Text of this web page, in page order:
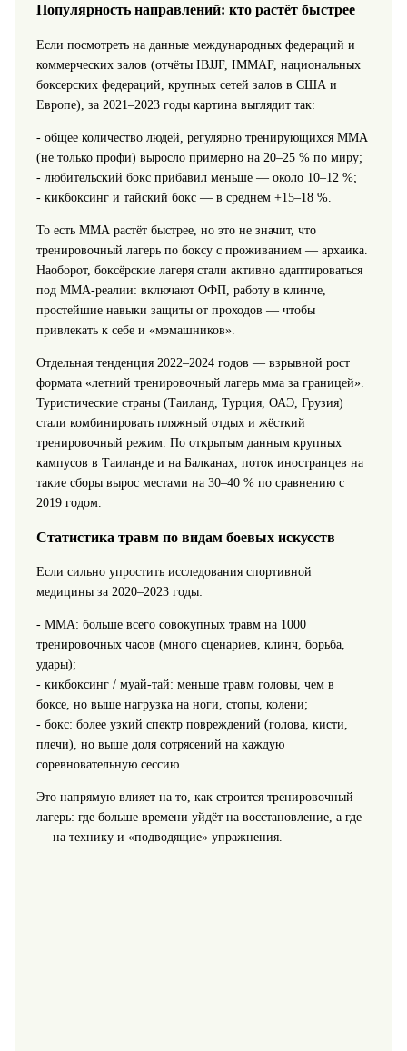
Популярность направлений: кто растёт быстрее
Если посмотреть на данные международных федераций и
коммерческих залов (отчёты IBJJF, IMMAF, национальных
боксерских федераций, крупных сетей залов в США и
Европе), за 2021–2023 годы картина выглядит так:
- общее количество людей, регулярно тренирующихся ММА
(не только профи) выросло примерно на 20–25 % по миру;
- любительский бокс прибавил меньше — около 10–12 %;
- кикбоксинг и тайский бокс — в среднем +15–18 %.
То есть ММА растёт быстрее, но это не значит, что
тренировочный лагерь по боксу с проживанием — архаика.
Наоборот, боксёрские лагеря стали активно адаптироваться
под ММА‑реалии: включают ОФП, работу в клинче,
простейшие навыки защиты от проходов — чтобы
привлекать к себе и «мэмашников».
Отдельная тенденция 2022–2024 годов — взрывной рост
формата «летний тренировочный лагерь мма за границей».
Туристические страны (Таиланд, Турция, ОАЭ, Грузия)
стали комбинировать пляжный отдых и жёсткий
тренировочный режим. По открытым данным крупных
кампусов в Таиланде и на Балканах, поток иностранцев на
такие сборы вырос местами на 30–40 % по сравнению с
2019 годом.
Статистика травм по видам боевых искусств
Если сильно упростить исследования спортивной
медицины за 2020–2023 годы:
- ММА: больше всего совокупных травм на 1000
тренировочных часов (много сценариев, клинч, борьба,
удары);
- кикбоксинг / муай-тай: меньше травм головы, чем в
боксе, но выше нагрузка на ноги, стопы, колени;
- бокс: более узкий спектр повреждений (голова, кисти,
плечи), но выше доля сотрясений на каждую
соревновательную сессию.
Это напрямую влияет на то, как строится тренировочный
лагерь: где больше времени уйдёт на восстановление, а где
— на технику и «подводящие» упражнения.